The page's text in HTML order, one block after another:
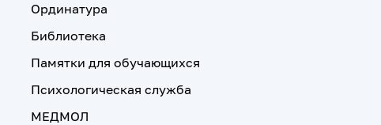
Ординатура
Библиотека
Памятки для обучающихся
Психологическая служба
МЕДМОЛ